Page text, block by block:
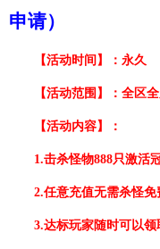
申请）
【活动时间】：永久
【活动范围】：全区
【活动内容】：
1.击杀怪物888只激活
2.任意充值无需杀怪免
3.达标玩家随时可以